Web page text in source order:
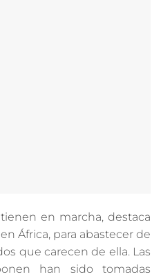
en marcha, destaca
África, para abastecer de
que carecen de ella. Las
han sido tomadas